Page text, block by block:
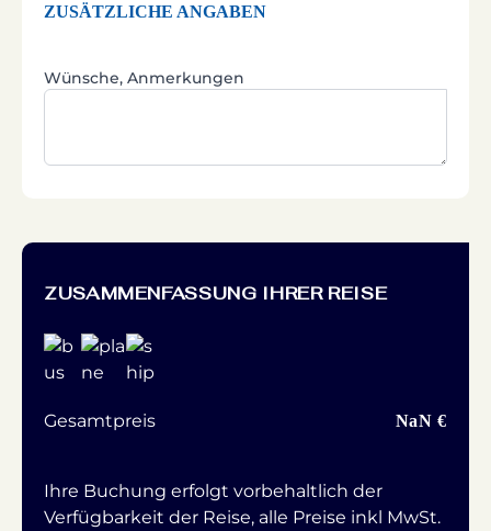
ZUSÄTZLICHE ANGABEN
Wünsche, Anmerkungen
ZUSAMMENFASSUNG IHRER REISE
Gesamtpreis NaN €
Ihre Buchung erfolgt vorbehaltlich der
Verfügbarkeit der Reise, alle Preise inkl MwSt.